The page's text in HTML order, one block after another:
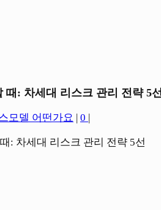
: 차세대 리스크 관리 전략 5선
모델 어떤가요 | 0 |